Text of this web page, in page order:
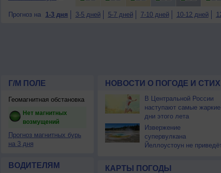
Прогноз на 1-3 дня 3-5 дней 5-7 дней 7-10 дней 10-12 дней
Г/М ПОЛЕ
Геомагнитная обстановка
Нет магнитных
возмущений
Прогноз магнитных бурь
на 3 дня
ВОДИТЕЛЯМ
НОВОСТИ О ПОГОДЕ И
В Центральной России
наступают самые жаркие
дни этого лета
Извержение
супервулкана
Йеллоустоун не
КАРТЫ ПОГОДЫ